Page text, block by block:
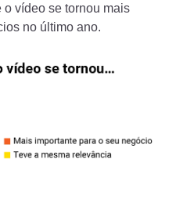
vídeo se tornou mais
no último ano.